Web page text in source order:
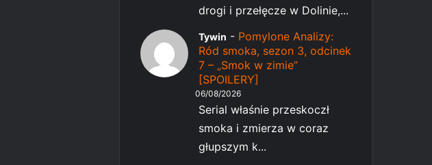
drogi i przełęcze w Dolinie,...
Tywin - Pomylone Analizy:
Ród smoka, sezon 3, odcinek
7 – „Smok w zimie”
[SPOILERY]
06/08/2026
Serial właśnie przeskoczł
smoka i zmierza w coraz
głupszym k...